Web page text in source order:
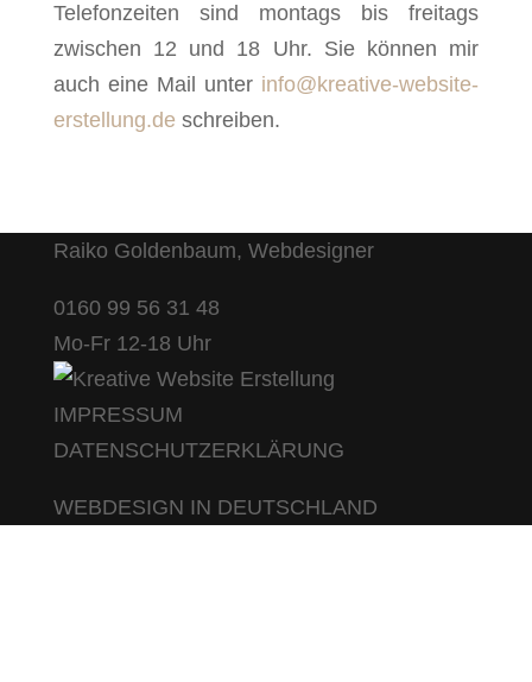
Telefonzeiten sind montags bis freitags
zwischen 12 und 18 Uhr. Sie können mir
auch eine Mail unter info@kreative-website-
erstellung.de schreiben.
Raiko Goldenbaum, Webdesigner
0160 99 56 31 48
Mo-Fr 12-18 Uhr
IMPRESSUM
DATENSCHUTZERKLÄRUNG
WEBDESIGN IN DEUTSCHLAND